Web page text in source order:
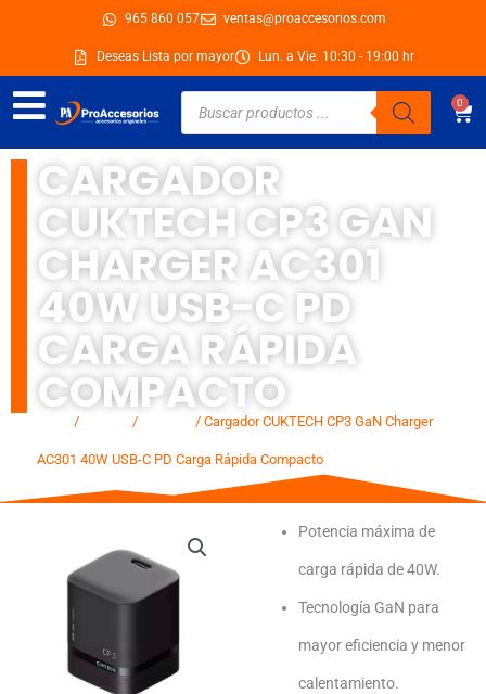
contenido
965 860 057 ventas@proaccesorios.com
Deseas Lista por mayor Lun. a Vie. 10:30 - 19:00 hr
Búsqueda
productos
0
CARGADOR
CUKTECH CP3 GAN
CHARGER AC301
40W USB-C PD
CARGA RÁPIDA
COMPACTO
/ / / Cargador CUKTECH CP3 GaN Charger
AC301 40W USB-C PD Carga Rápida Compacto
Potencia máxima de
carga rápida de 40W.
Tecnología GaN para
mayor eficiencia y menor
calentamiento.